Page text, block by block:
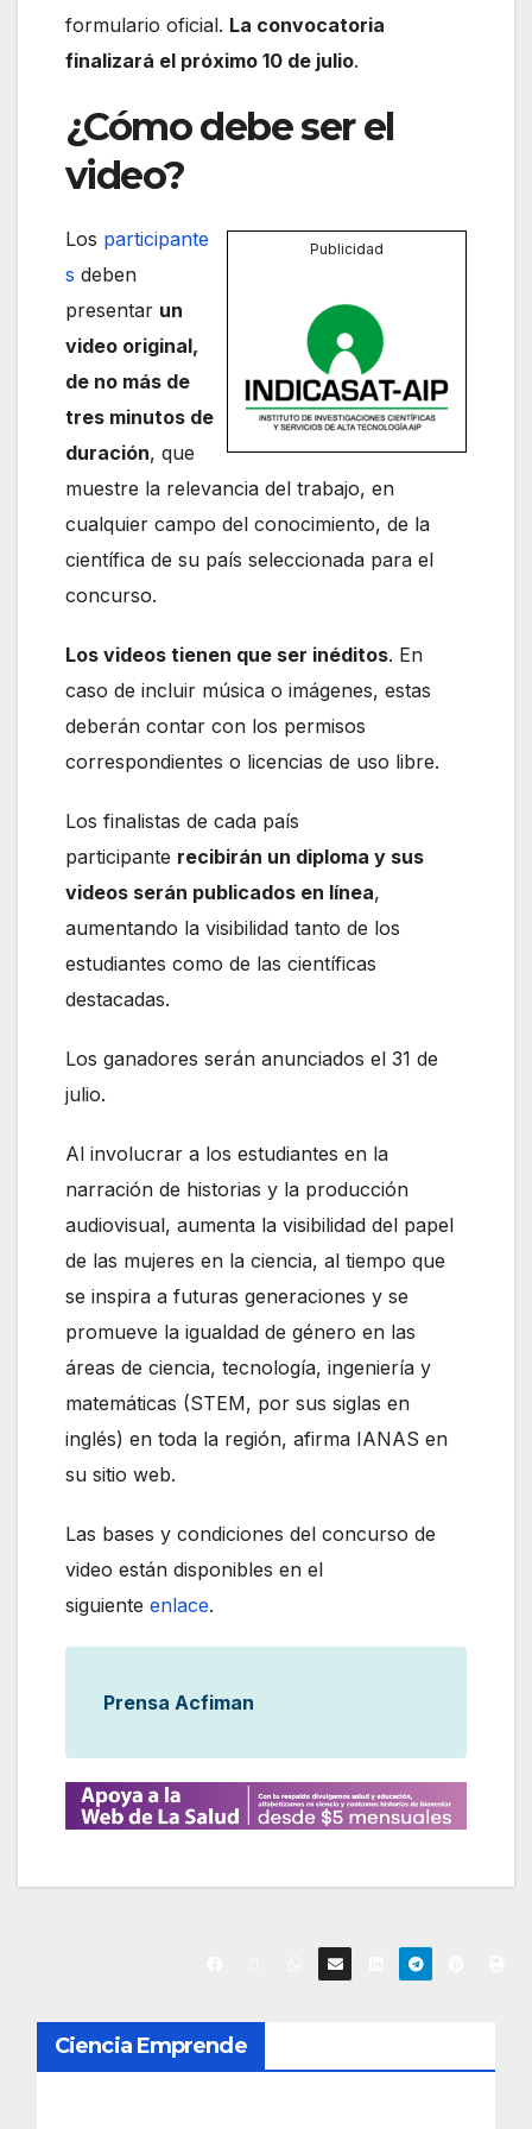
formulario oficial. La convocatoria
finalizará el próximo 10 de julio.
¿Cómo debe ser el
video?
Publicidad
Los participante
s deben
presentar un
video original,
de no más de
tres minutos de
duración, que
muestre la relevancia del trabajo, en
cualquier campo del conocimiento, de la
científica de su país seleccionada para el
concurso.
Los videos tienen que ser inéditos. En
caso de incluir música o imágenes, estas
deberán contar con los permisos
correspondientes o licencias de uso libre.
Los finalistas de cada país
participante recibirán un diploma y sus
videos serán publicados en línea,
aumentando la visibilidad tanto de los
estudiantes como de las científicas
destacadas.
Los ganadores serán anunciados el 31 de
julio.
Al involucrar a los estudiantes en la
narración de historias y la producción
audiovisual, aumenta la visibilidad del papel
de las mujeres en la ciencia, al tiempo que
se inspira a futuras generaciones y se
promueve la igualdad de género en las
áreas de ciencia, tecnología, ingeniería y
matemáticas (STEM, por sus siglas en
inglés) en toda la región, afirma IANAS en
su sitio web.
Las bases y condiciones del concurso de
video están disponibles en el
siguiente enlace.
Prensa Acfiman
N
a
Ciencia Emprende